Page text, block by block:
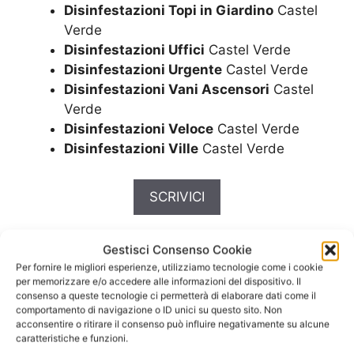
Gestisci Consenso Cookie
Per fornire le migliori esperienze, utilizziamo tecnologie come i cookie
per memorizzare e/o accedere alle informazioni del dispositivo. Il
consenso a queste tecnologie ci permetterà di elaborare dati come il
comportamento di navigazione o ID unici su questo sito. Non
acconsentire o ritirare il consenso può influire negativamente su alcune
caratteristiche e funzioni.
Disinfestazioni Topi in Giardino Castel
Verde
Disinfestazioni Uffici Castel Verde
Disinfestazioni Urgente Castel Verde
Disinfestazioni Vani Ascensori Castel
Verde
Disinfestazioni Veloce Castel Verde
Disinfestazioni Ville Castel Verde
SCRIVICI
Maggiori informazioni
per Derattizzazione
Prezzi Castel Verde